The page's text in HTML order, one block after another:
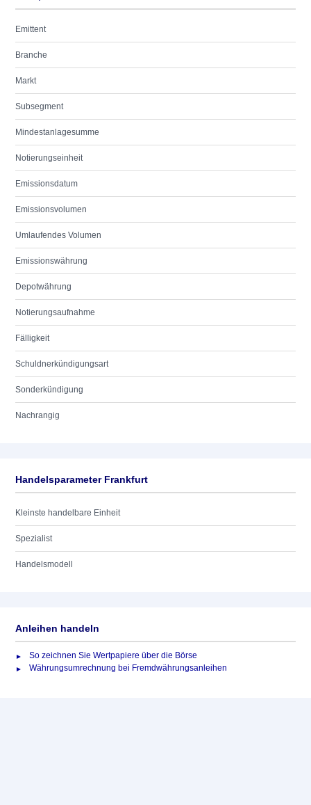
Emittent
Branche
Markt
Subsegment
Mindestanlagesumme
Notierungseinheit
Emissionsdatum
Emissionsvolumen
Umlaufendes Volumen
Emissionswährung
Depotwährung
Notierungsaufnahme
Fälligkeit
Schuldnerkündigungsart
Sonderkündigung
Nachrangig
Handelsparameter Frankfurt
Kleinste handelbare Einheit
Spezialist
Handelsmodell
Anleihen handeln
So zeichnen Sie Wertpapiere über die Börse
Währungsumrechnung bei Fremdwährungsanleihen